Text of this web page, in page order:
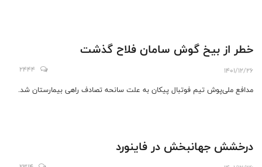
خطر از بیخ گوش سامان فلاح گذشت
1401/12/26
2444
مدافع ملی‌پوش تیم فوتبال پیکان به علت سانحه تصادف راهی بیمارستان شد.
درخشش جهانبخش در فاینورد